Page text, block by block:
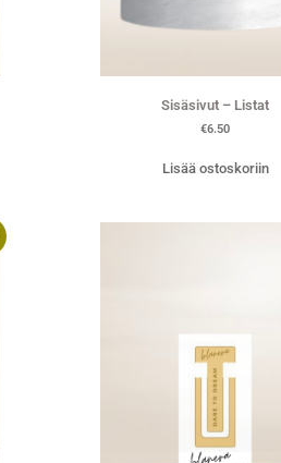
Sisäsivut – Listat
€6.50
Lisää ostoskoriin